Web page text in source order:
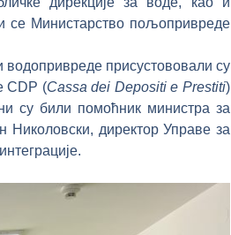
се Министарство пољопривреде
присустововали су
CDP (Cassa dei Depositi e Prestiti)
су били помоћник министра за
директор Управе за